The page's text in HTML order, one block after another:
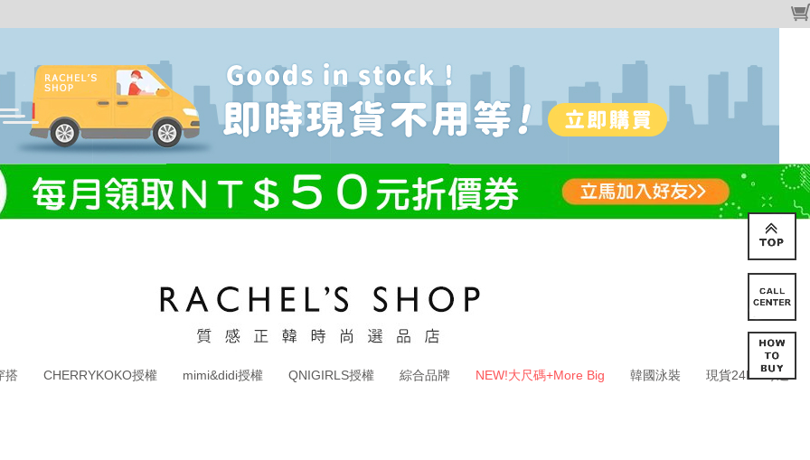
搭 CHERRYKOKO授權 mimi&didi授權 QNIGIRLS授權 綜合品牌 NEW!大尺碼+More Big 韓國泳裝 現貨24HR寄送